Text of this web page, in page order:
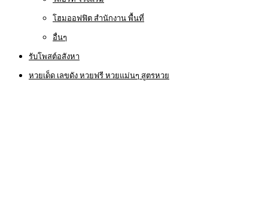
โฮมออฟฟิต สำนักงาน พื้นที่
อื่นๆ
รับโพสต์อสังหา
หวยเด็ด เลขดัง หวยฟรี หวยแม่นๆ สูตรหวย